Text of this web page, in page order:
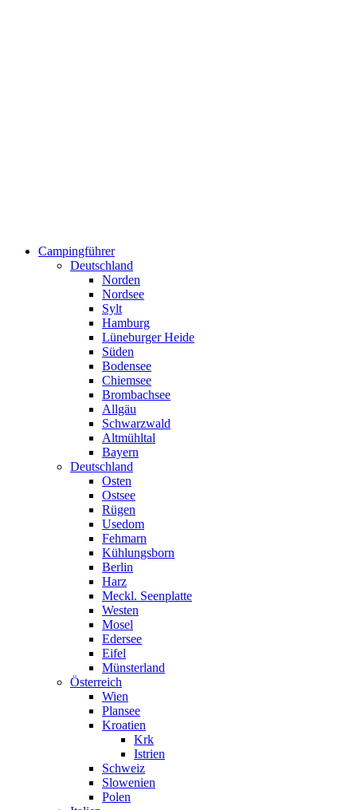
Campingführer
Deutschland
Norden
Nordsee
Sylt
Hamburg
Lüneburger Heide
Süden
Bodensee
Chiemsee
Brombachsee
Allgäu
Schwarzwald
Altmühltal
Bayern
Deutschland
Osten
Ostsee
Rügen
Usedom
Fehmarn
Kühlungsborn
Berlin
Harz
Meckl. Seenplatte
Westen
Mosel
Edersee
Eifel
Münsterland
Österreich
Wien
Plansee
Kroatien
Krk
Istrien
Schweiz
Slowenien
Polen